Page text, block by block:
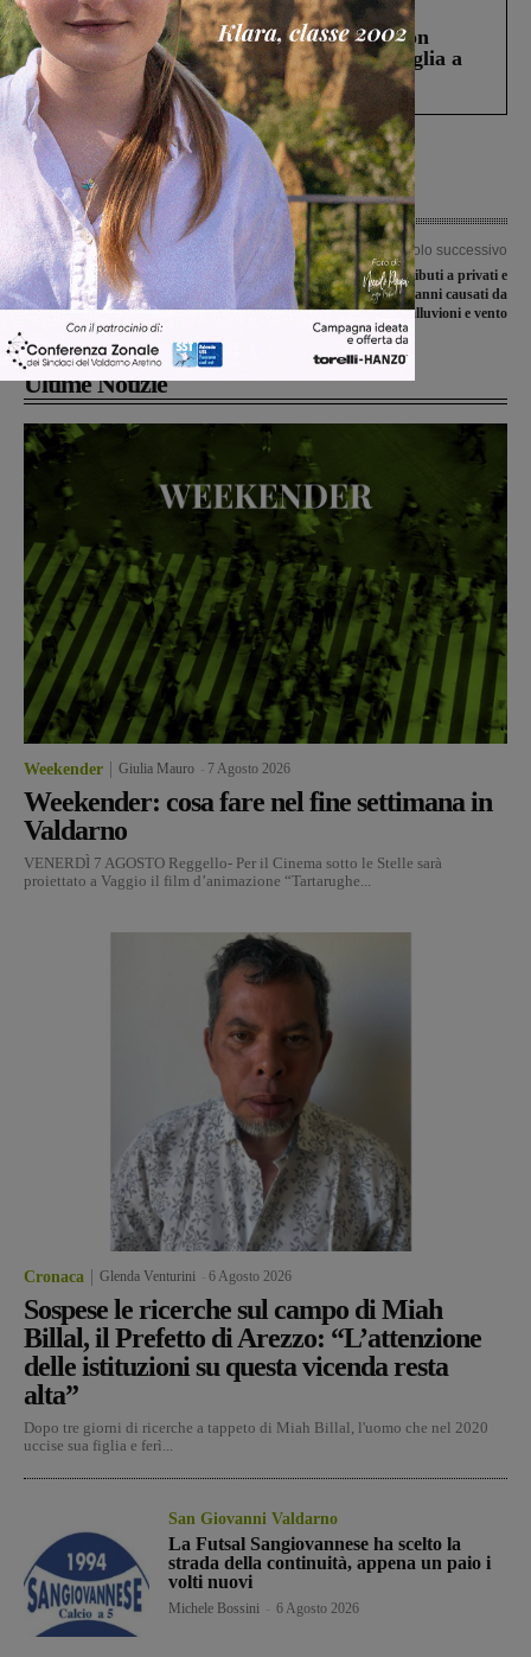
Cronaca 3 Agosto 2026
Scomparso da una struttura di Castiglion
Fiorentino l’uomo che aveva ucciso la figlia a
Levane nel 2020
Articolo precedente
Manutenzione al fontanello di via
Napoli. Tornerà in funzione a
settembre
Articolo successivo
Arrivano i contributi a privati e
aziende per i danni causati da
alluvioni e vento
Ultime Notizie
Weekender Giulia Mauro 7 Agosto 2026
Weekender: cosa fare nel fine settimana in
Valdarno
VENERDÌ 7 AGOSTO Reggello- Per il Cinema sotto le Stelle sarà
proiettato a Vaggio il film d’animazione “Tartarughe...
Cronaca Glenda Venturini 6 Agosto 2026
Sospese le ricerche sul campo di Miah
Billal, il Prefetto di Arezzo: “L’attenzione
delle istituzioni su questa vicenda resta
alta”
Dopo tre giorni di ricerche a tappeto di Miah Billal, l'uomo che nel 2020
uccise sua figlia e ferì...
San Giovanni Valdarno
La Futsal Sangiovannese ha scelto la
strada della continuità, appena un paio i
volti nuovi
Michele Bossini 6 Agosto 2026